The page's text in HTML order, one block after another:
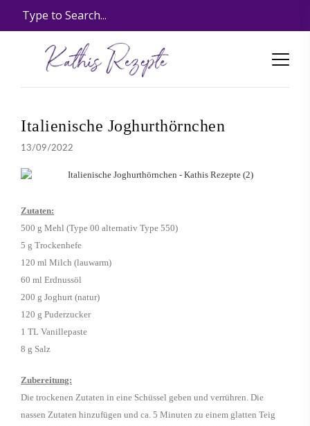
Italienische Joghurthörnchen
13/09/2022
Zutaten:
500 g Mehl (Type 00 alternativ Type 550)
5 g Trockenhefe
120 ml Milch (lauwarm)
60 ml Erdnussöl
200 g Joghurt (natur)
120 g Puderzucker
1 TL Vanillepaste
8 g Salz
Zubereitung:
Die trockenen Zutaten in eine Schüssel geben und verrühren. Die
nassen Zutaten hinzufügen und ca. 5 Minuten zu einem glatten Teig